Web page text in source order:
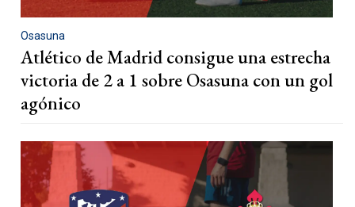
Osasuna
Atlético de Madrid consigue una estrecha
victoria de 2 a 1 sobre Osasuna con un gol
agónico